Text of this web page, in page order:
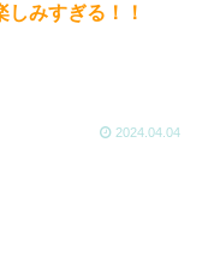
しみすぎる！！
2024.04.04